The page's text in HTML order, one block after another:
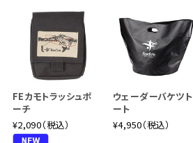
FEカモトラッシュポ
ーチ
¥2,090（税込）
ウェーダーバケツト
ート
¥4,950（税込）